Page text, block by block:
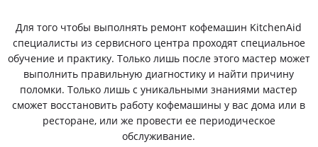
Для того чтобы выполнять ремонт кофемашин KitchenAid
специалисты из сервисного центра проходят специальное
обучение и практику. Только лишь после этого мастер может
выполнить правильную диагностику и найти причину
поломки. Только лишь с уникальными знаниями мастер
сможет восстановить работу кофемашины у вас дома или в
ресторане, или же провести ее периодическое
обслуживание.